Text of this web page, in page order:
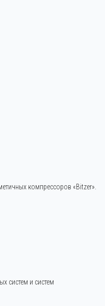
компрессоров «Bitzer».
систем и систем